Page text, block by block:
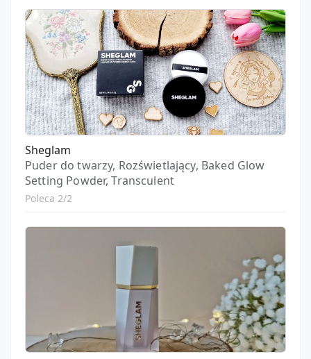
Sheglam
Puder do twarzy, Rozświetlający, Baked Glow
Setting Powder, Transculent
Poleca 2/2